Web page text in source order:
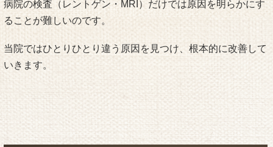
病院の検査（レントゲン・MRI）だけでは原因を明らかにす
ることが難しいのです。
当院ではひとりひとり違う原因を見つけ、根本的に改善して
いきます。